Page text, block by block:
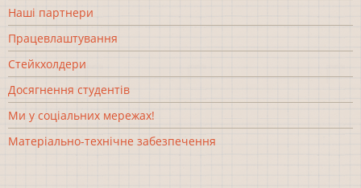
Наші партнери
Працевлаштування
Стейкхолдери
Досягнення студентів
Ми у соціальних мережах!
Матеріально-технічне забезпечення